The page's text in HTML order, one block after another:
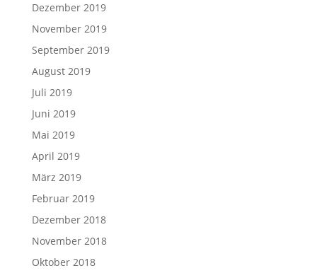
Dezember 2019
November 2019
September 2019
August 2019
Juli 2019
Juni 2019
Mai 2019
April 2019
März 2019
Februar 2019
Dezember 2018
November 2018
Oktober 2018